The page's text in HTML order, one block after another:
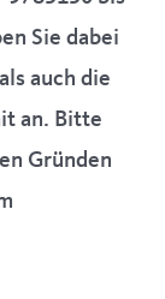
Sie dabei
auch die
an. Bitte
Gründen